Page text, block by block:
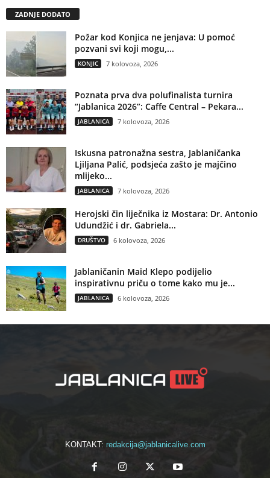
ZADNJE DODATO
Požar kod Konjica ne jenjava: U pomoć
pozvani svi koji mogu,...
KONJIC 7 kolovoza, 2026
Poznata prva dva polufinalista turnira
“Jablanica 2026”: Caffe Central – Pekara...
JABLANICA 7 kolovoza, 2026
Iskusna patronažna sestra, Jablaničanka
Ljiljana Palić, podsjeća zašto je majčino
mlijeko...
JABLANICA 7 kolovoza, 2026
Herojski čin liječnika iz Mostara: Dr. Antonio
Udundžić i dr. Gabriela...
DRUŠTVO 6 kolovoza, 2026
Jablaničanin Maid Klepo podijelio
inspirativnu priču o tome kako mu je...
JABLANICA 6 kolovoza, 2026
KONTAKT: redakcija@jablanicalive.com